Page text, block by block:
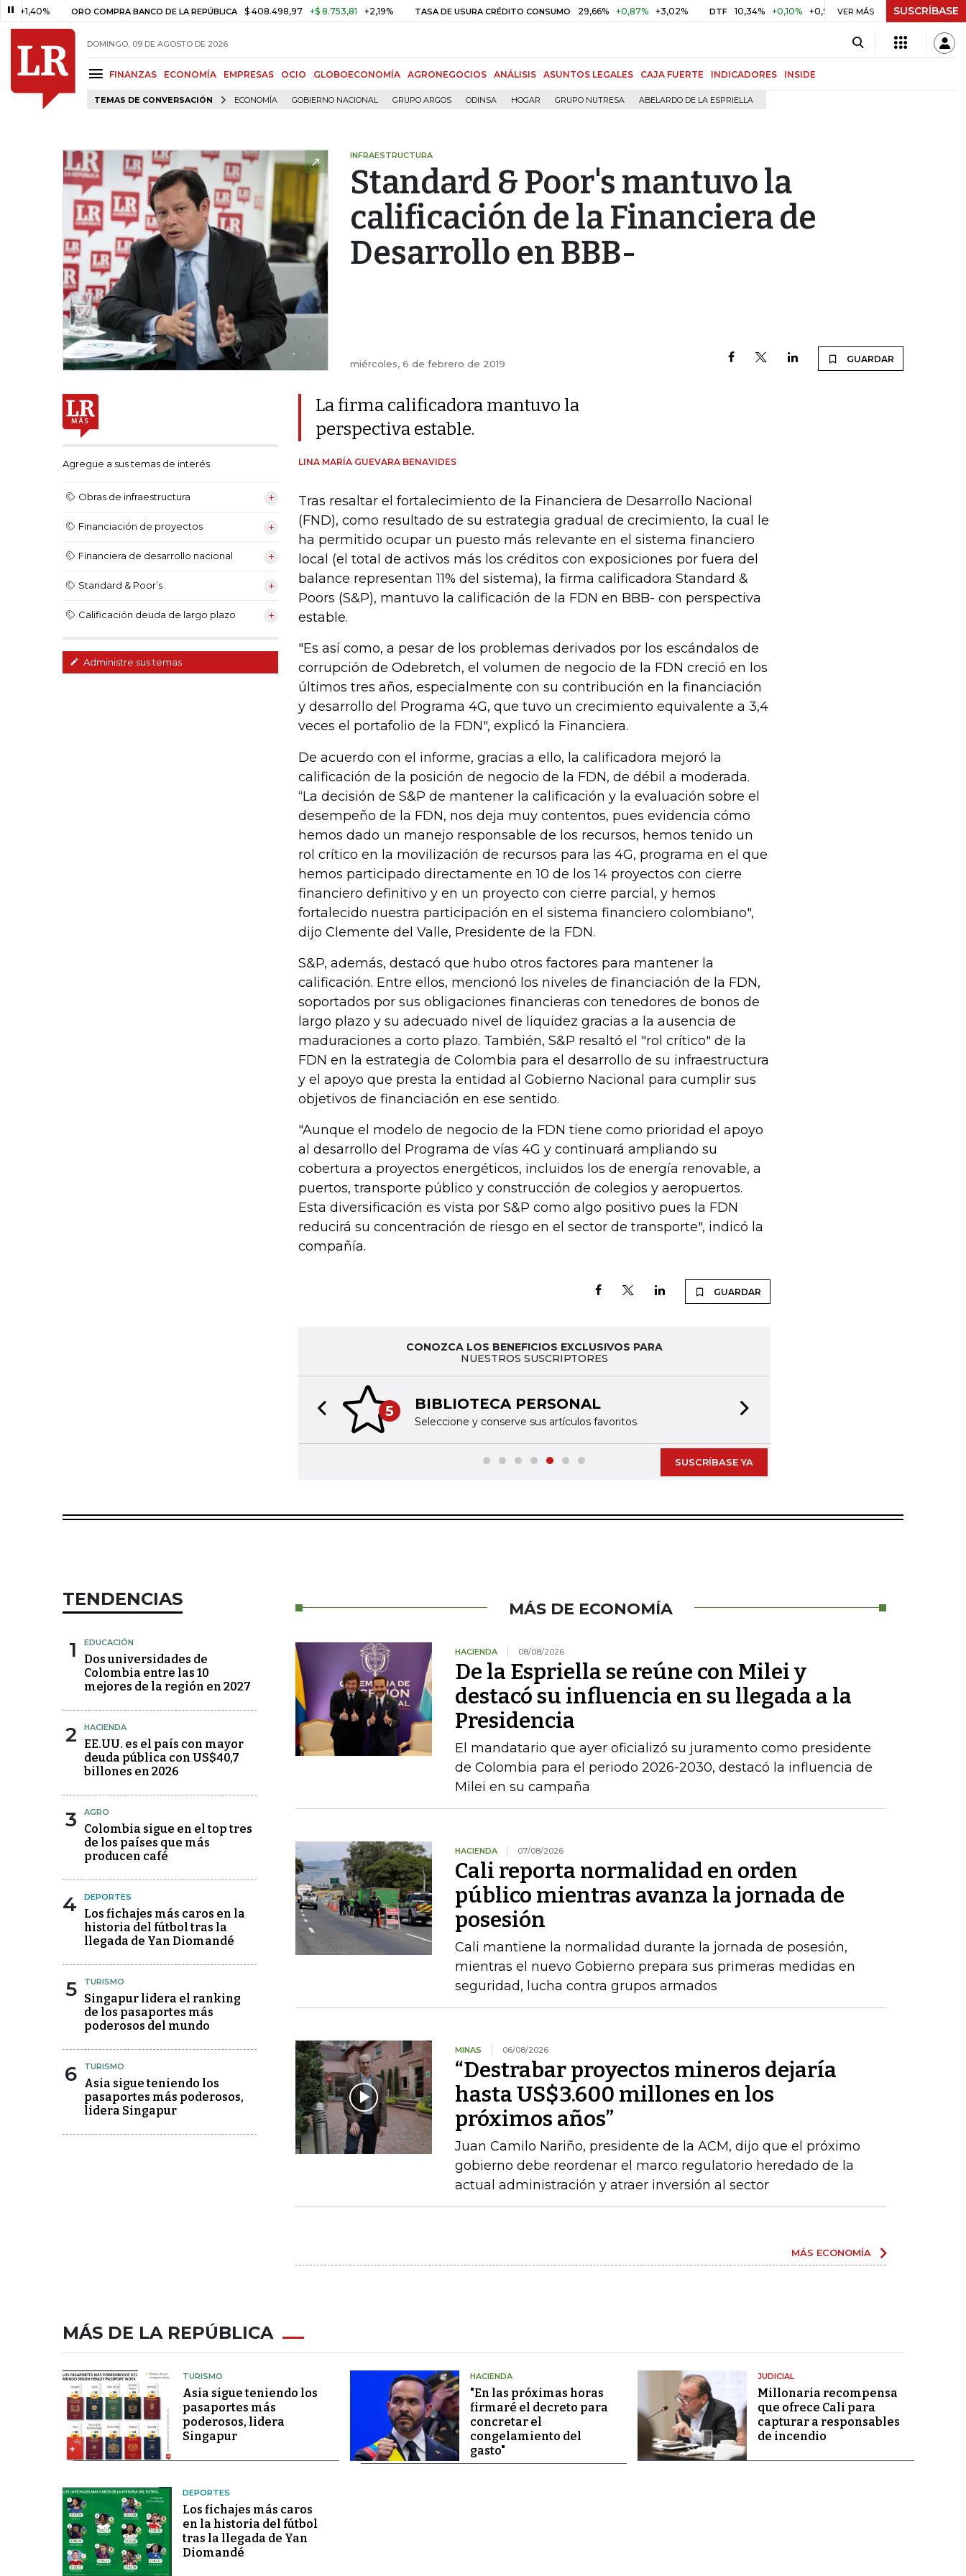
ORO COMPRA BANCO DE LA REPÚBLICA $ 408.498,97 +$ 8.753,81 +2,19% TASA DE USURA CRÉDITO CONSUMO 29,66% +0,87% +3,02% DTF 10,34% +0,10% +0,98% UVR $ 417,01 +$ 0,05 +0,01%
VER MÁS SUSCRÍBASE
DOMINGO, 09 DE AGOSTO DE 2026
FINANZAS ECONOMÍA EMPRESAS OCIO GLOBOECONOMÍA AGRONEGOCIOS ANÁLISIS ASUNTOS LEGALES CAJA FUERTE INDICADORES INSIDE
TEMAS DE CONVERSACIÓN ECONOMÍA GOBIERNO NACIONAL GRUPO ARGOS ODINSA HOGAR GRUPO NUTRESA ABELARDO DE LA ESPRIELLA
INFRAESTRUCTURA
Standard & Poor's mantuvo la
calificación de la Financiera de
Desarrollo en BBB-
miércoles, 6 de febrero de 2019 GUARDAR
Agregue a sus temas de interés
Obras de infraestructura
Financiación de proyectos
Financiera de desarrollo nacional
Standard & Poor’s
Calificación deuda de largo plazo
Administre sus temas
La firma calificadora mantuvo la
perspectiva estable.
LINA MARÍA GUEVARA BENAVIDES
Tras resaltar el fortalecimiento de la Financiera de Desarrollo Nacional
(FND), como resultado de su estrategia gradual de crecimiento, la cual le
ha permitido ocupar un puesto más relevante en el sistema financiero
local (el total de activos más los créditos con exposiciones por fuera del
balance representan 11% del sistema), la firma calificadora Standard &
Poors (S&P), mantuvo la calificación de la FDN en BBB- con perspectiva
estable.
"Es así como, a pesar de los problemas derivados por los escándalos de
corrupción de Odebretch, el volumen de negocio de la FDN creció en los
últimos tres años, especialmente con su contribución en la financiación
y desarrollo del Programa 4G, que tuvo un crecimiento equivalente a 3,4
veces el portafolio de la FDN", explicó la Financiera.
De acuerdo con el informe, gracias a ello, la calificadora mejoró la
calificación de la posición de negocio de la FDN, de débil a moderada.
“La decisión de S&P de mantener la calificación y la evaluación sobre el
desempeño de la FDN, nos deja muy contentos, pues evidencia cómo
hemos dado un manejo responsable de los recursos, hemos tenido un
rol crítico en la movilización de recursos para las 4G, programa en el que
hemos participado directamente en 10 de los 14 proyectos con cierre
financiero definitivo y en un proyecto con cierre parcial, y hemos
fortalecido nuestra participación en el sistema financiero colombiano",
dijo Clemente del Valle, Presidente de la FDN.
S&P, además, destacó que hubo otros factores para mantener la
calificación. Entre ellos, mencionó los niveles de financiación de la FDN,
soportados por sus obligaciones financieras con tenedores de bonos de
largo plazo y su adecuado nivel de liquidez gracias a la ausencia de
maduraciones a corto plazo. También, S&P resaltó el "rol crítico" de la
FDN en la estrategia de Colombia para el desarrollo de su infraestructura
y el apoyo que presta la entidad al Gobierno Nacional para cumplir sus
objetivos de financiación en ese sentido.
"Aunque el modelo de negocio de la FDN tiene como prioridad el apoyo
al desarrollo del Programa de vías 4G y continuará ampliando su
cobertura a proyectos energéticos, incluidos los de energía renovable, a
puertos, transporte público y construcción de colegios y aeropuertos.
Esta diversificación es vista por S&P como algo positivo pues la FDN
reducirá su concentración de riesgo en el sector de transporte", indicó la
compañía.
GUARDAR
CONOZCA LOS BENEFICIOS EXCLUSIVOS PARA
NUESTROS SUSCRIPTORES
5 BIBLIOTECA PERSONAL
Seleccione y conserve sus artículos favoritos
Previous slide
SUSCRÍBASE YA
TENDENCIAS
1 EDUCACIÓN
Dos universidades de
Colombia entre las 10
mejores de la región en 2027
2 HACIENDA
EE.UU. es el país con mayor
deuda pública con US$40,7
billones en 2026
3 AGRO
Colombia sigue en el top tres
de los países que más
producen café
4 DEPORTES
Los fichajes más caros en la
historia del fútbol tras la
llegada de Yan Diomandé
5 TURISMO
Singapur lidera el ranking
de los pasaportes más
poderosos del mundo
6 TURISMO
Asia sigue teniendo los
pasaportes más poderosos,
lidera Singapur
MÁS DE ECONOMÍA
HACIENDA 08/08/2026
De la Espriella se reúne con Milei y
destacó su influencia en su llegada a la
Presidencia
El mandatario que ayer oficializó su juramento como presidente
de Colombia para el periodo 2026-2030, destacó la influencia de
Milei en su campaña
HACIENDA 07/08/2026
Cali reporta normalidad en orden
público mientras avanza la jornada de
posesión
Cali mantiene la normalidad durante la jornada de posesión,
mientras el nuevo Gobierno prepara sus primeras medidas en
seguridad, lucha contra grupos armados
MINAS 06/08/2026
“Destrabar proyectos mineros dejaría
hasta US$3.600 millones en los
próximos años”
Juan Camilo Nariño, presidente de la ACM, dijo que el próximo
gobierno debe reordenar el marco regulatorio heredado de la
actual administración y atraer inversión al sector
MÁS ECONOMÍA
MÁS DE LA REPÚBLICA
TURISMO
Asia sigue teniendo los
pasaportes más
poderosos, lidera
Singapur
HACIENDA
"En las próximas horas
firmaré el decreto para
concretar el
congelamiento del
gasto"
JUDICIAL
Millonaria recompensa
que ofrece Cali para
capturar a responsables
de incendio
DEPORTES
Los fichajes más caros
en la historia del fútbol
tras la llegada de Yan
Diomandé